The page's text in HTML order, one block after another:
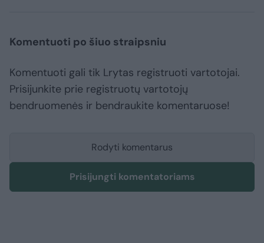
Komentuoti po šiuo straipsniu
Komentuoti gali tik Lrytas registruoti vartotojai.
Prisijunkite prie registruotų vartotojų
bendruomenės ir bendraukite komentaruose!
Rodyti komentarus
Prisijungti komentatoriams